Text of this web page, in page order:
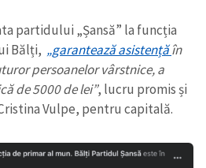
partidului „Șansă” la funcția
Bălți, „garantează asistențăîn
persoanelor vârstnice, a
de 5000 de lei”, lucru promis și
Vulpe, pentru capitală.